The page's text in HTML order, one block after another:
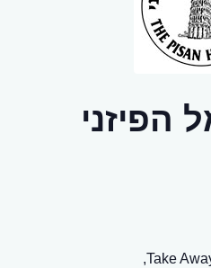
הפיזני
Take